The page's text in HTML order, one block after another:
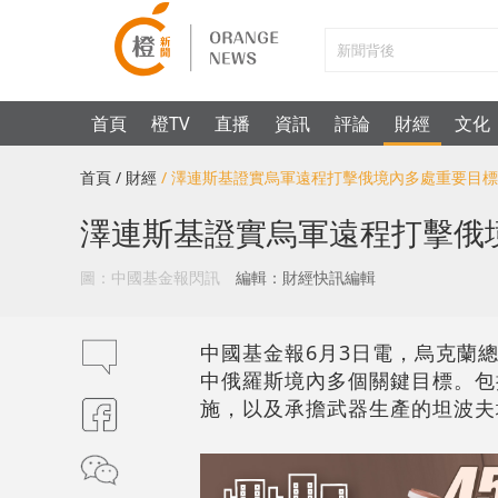
首頁 橙TV 直播 資訊 評論 財經 文化
首頁 / 財經 / 澤連斯基證實烏軍遠程打擊俄境內多處重要目標
澤連斯基證實烏軍遠程打擊
圖：中國基金報閃訊 編輯：財經快訊編輯
中國基金報6月3日電，烏克蘭
中俄羅斯境內多個關鍵目標。
施，以及承擔武器生產的坦波